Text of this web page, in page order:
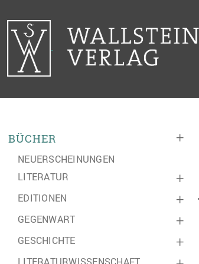
+
BÜCHER
NEUERSCHEINUNGEN
+
LITERATUR
+
EDITIONEN
+
GEGENWART
+
GESCHICHTE